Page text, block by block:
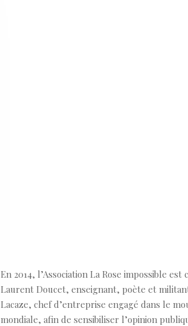
En 2014, l’Association La Rose impossible
Laurent Doucet, enseignant, poète et
Lacaze, chef d’entreprise engagé dans le
mondiale, afin de sensibiliser l’opinion